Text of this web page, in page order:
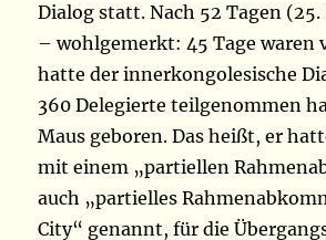
Dialog statt. Nach 52 Tagen
– wohlgemerkt: 45 Tage waren
hatte der innerkongolesische
360 Delegierte teilgenommen
Maus geboren. Das heißt, er
mit einem „partiellen
auch „partielles
City“ genannt, für die